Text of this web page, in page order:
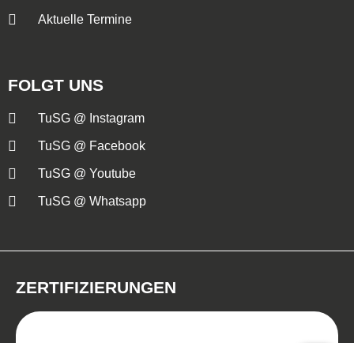
Aktuelle Termine
FOLGT UNS
TuSG @ Instagram
TuSG @ Facebook
TuSG @ Youtube
TuSG @ Whatsapp
ZERTIFIZIERUNGEN